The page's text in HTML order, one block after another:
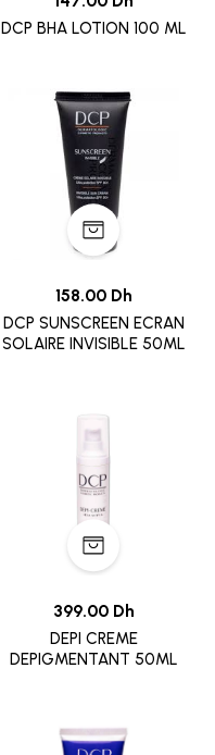
DCP BHA LOTION 100 ML
158.00 Dh
DCP SUNSCREEN ECRAN
SOLAIRE INVISIBLE 50ML
399.00 Dh
DEPI CREME
DEPIGMENTANT 50ML